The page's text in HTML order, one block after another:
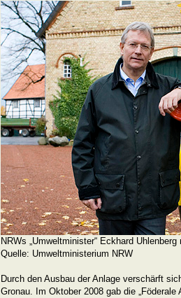
NRWs „Umweltminister“ Eckhard
Quelle: Umweltministerium NRW
Durch den Ausbau der Anlage verschärft
Gronau. Im Oktober 2008 gab die „Föderale